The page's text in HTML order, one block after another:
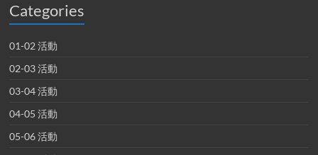
Categories
01-02 活動
02-03 活動
03-04 活動
04-05 活動
05-06 活動